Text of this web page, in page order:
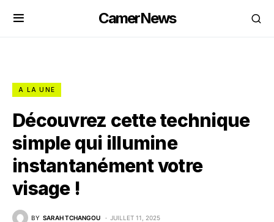
CamerNews
A LA UNE
Découvrez cette technique
simple qui illumine
instantanément votre
visage !
BY SARAH TCHANGOU JUILLET 11, 2025